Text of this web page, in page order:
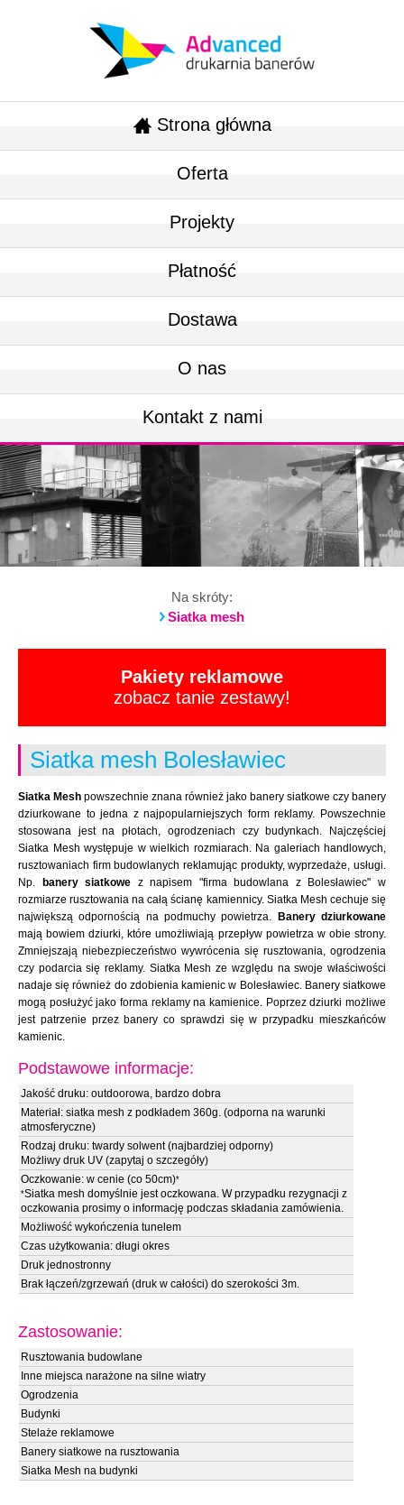
Strona główna
Oferta
Projekty
Płatność
Dostawa
O nas
Kontakt z nami
Na skróty:
Siatka mesh
Pakiety reklamowe
zobacz tanie zestawy!
Siatka mesh Bolesławiec
Siatka Mesh powszechnie znana również jako banery siatkowe czy banery
dziurkowane to jedna z najpopularniejszych form reklamy. Powszechnie
stosowana jest na płotach, ogrodzeniach czy budynkach. Najczęściej
Siatka Mesh występuje w wielkich rozmiarach. Na galeriach handlowych,
rusztowaniach firm budowlanych reklamując produkty, wyprzedaże, usługi.
Np.
banery siatkowe z napisem "firma budowlana z Bolesławiec" w
rozmiarze rusztowania na całą ścianę kamiennicy. Siatka Mesh cechuje się
największą odpornością na podmuchy powietrza.
Banery dziurkowane
mają bowiem dziurki, które umożliwiają przepływ powietrza w obie strony.
Zmniejszają niebezpieczeństwo wywrócenia się rusztowania, ogrodzenia
czy podarcia się reklamy. Siatka Mesh ze względu na swoje właściwości
nadaje się również do zdobienia kamienic w Bolesławiec. Banery siatkowe
mogą posłużyć jako forma reklamy na kamienice. Poprzez dziurki możliwe
jest patrzenie przez banery co sprawdzi się w przypadku mieszkańców
kamienic.
Podstawowe informacje:
Jakość druku: outdoorowa, bardzo dobra
Materiał: siatka mesh z podkładem 360g. (odporna na warunki
atmosferyczne)
Rodzaj druku: twardy solwent (najbardziej odporny)
Możliwy druk UV (zapytaj o szczegóły)
Oczkowanie: w cenie (co 50cm)*
*Siatka mesh domyślnie jest oczkowana. W przypadku rezygnacji z
oczkowania prosimy o informację podczas składania zamówienia.
Możliwość wykończenia tunelem
Czas użytkowania: długi okres
Druk jednostronny
Brak łączeń/zgrzewań (druk w całości) do szerokości 3m.
Zastosowanie:
Rusztowania budowlane
Inne miejsca narażone na silne wiatry
Ogrodzenia
Budynki
Stelaże reklamowe
Banery siatkowe na rusztowania
Siatka Mesh na budynki